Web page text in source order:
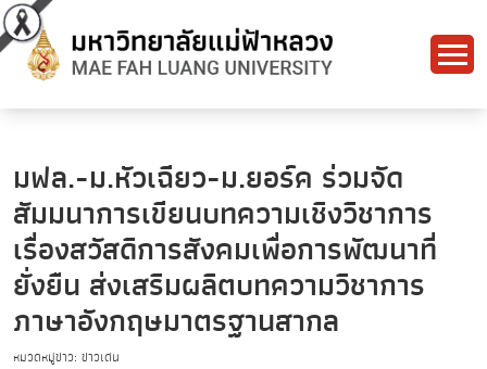
มฟล.-ม.หัวเฉียว-ม.ยอร์ค ร่วมจัด
สัมมนาการเขียนบทความเชิงวิชาการ
เรื่องสวัสดิการสังคมเพื่อการพัฒนาที่
ยั่งยืน ส่งเสริมผลิตบทความวิชาการ
ภาษาอังกฤษมาตรฐานสากล
หมวดหมู่ข่าว: ข่าวเด่น